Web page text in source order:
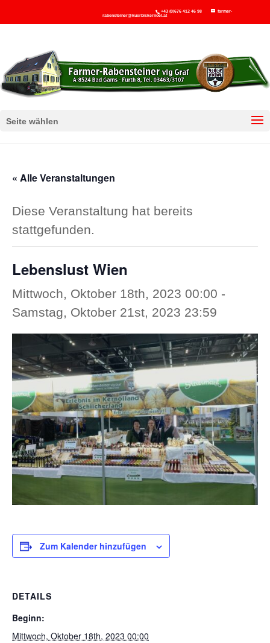
+43 (0)676 412 46 98
farmer-
rabensteiner@kuerbiskernoel.at
Seite wählen
« Alle Veranstaltungen
Diese Veranstaltung hat bereits
stattgefunden.
Lebenslust Wien
Mittwoch, Oktober 18th, 2023 00:00 -
Samstag, Oktober 21st, 2023 23:59
Zum Kalender hinzufügen
DETAILS
Beginn:
Mittwoch, Oktober 18th, 2023 00:00